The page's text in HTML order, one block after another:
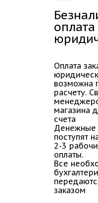
Оплата
возможна
расчету.
магазина
счета
Денежные
поступят
2-3
оплаты.
Все
заказом